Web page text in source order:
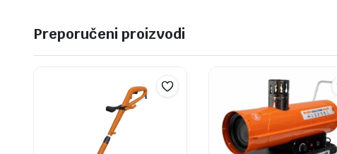
Preporučeni proizvodi